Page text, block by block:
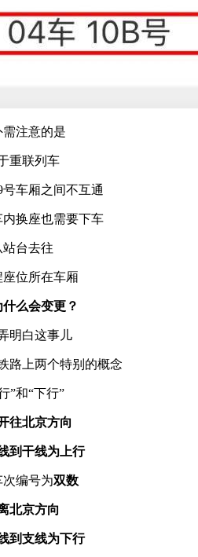
需注意的是
重联列车
车厢之间不互通
换座也需要下车
站台去往
座位所在车厢
么会变更？
明白这事儿
路上两个特别的概念
”和“下行”
往北京方向
到干线为上行
次编号为双数
北京方向
到支线为下行